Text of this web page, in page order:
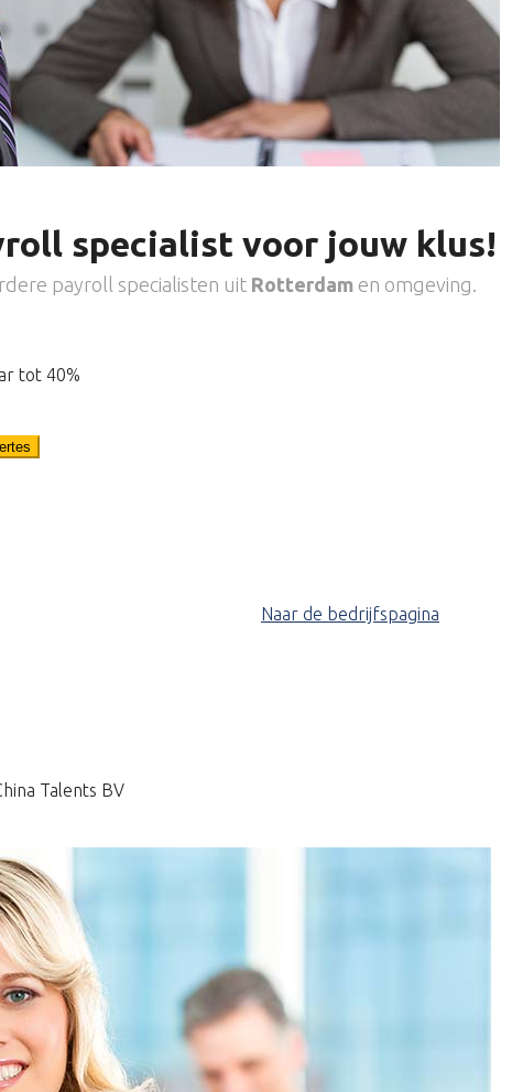
specialist voor jouw klus!
payroll specialisten uit Rotterdam en omgeving.
tot 40%
Naar de bedrijfspagina
Talents BV